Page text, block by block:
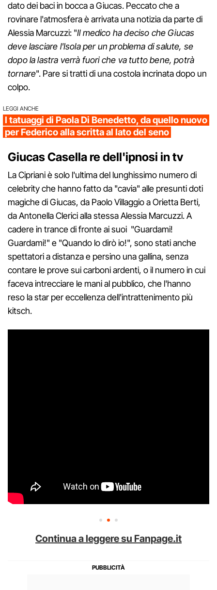
dato dei baci in bocca a Giucas. Peccato che a
rovinare l'atmosfera è arrivata una notizia da parte di
Alessia Marcuzzi: "Il medico ha deciso che Giucas
deve lasciare l'Isola per un problema di salute, se
dopo la lastra verrà fuori che va tutto bene, potrà
tornare". Pare si tratti di una costola incrinata dopo un
colpo.
LEGGI ANCHE
I tatuaggi di Paola Di Benedetto, da quello nuovo
per Federico alla scritta al lato del seno
Giucas Casella re dell'ipnosi in tv
La Cipriani è solo l'ultima del lunghissimo numero di
celebrity che hanno fatto da "cavia" alle presunti doti
magiche di Giucas, da Paolo Villaggio a Orietta Berti,
da Antonella Clerici alla stessa Alessia Marcuzzi. A
cadere in trance di fronte ai suoi "Guardami!
Guardami!" e "Quando lo dirò io!", sono stati anche
spettatori a distanza e persino una gallina, senza
contare le prove sui carboni ardenti, o il numero in cui
faceva intrecciare le mani al pubblico, che l'hanno
reso la star per eccellenza dell'intrattenimento più
kitsch.
Continua a leggere su Fanpage.it